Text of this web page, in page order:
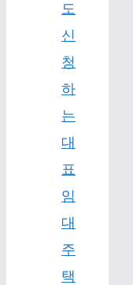
도
신
청
하
는
대
표
임
대
주
택